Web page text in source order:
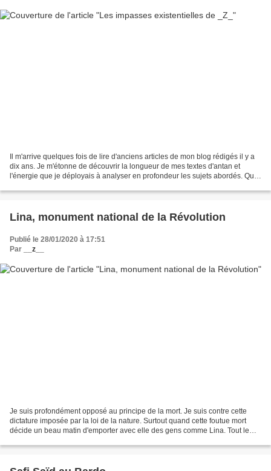
Il m'arrive quelques fois de lire d'anciens articles de mon blog rédigés il y a
dix ans. Je m'étonne de découvrir la longueur de mes textes d'antan et
l'énergie que je déployais à analyser en profondeur les sujets abordés. Que
Lina, monument national de la Révolution
Publié le 28/01/2020 à 17:51
Par
__z__
Je suis profondément opposé au principe de la mort. Je suis contre cette
dictature imposée par la loi de la nature. Surtout quand cette foutue mort
décide un beau matin d'emporter avec elle des gens comme Lina. Tout le